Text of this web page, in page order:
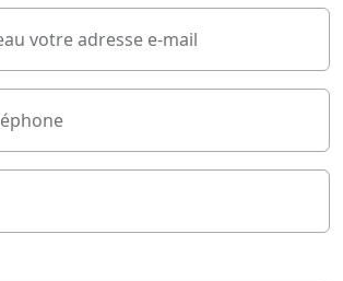
votre adresse e-mail